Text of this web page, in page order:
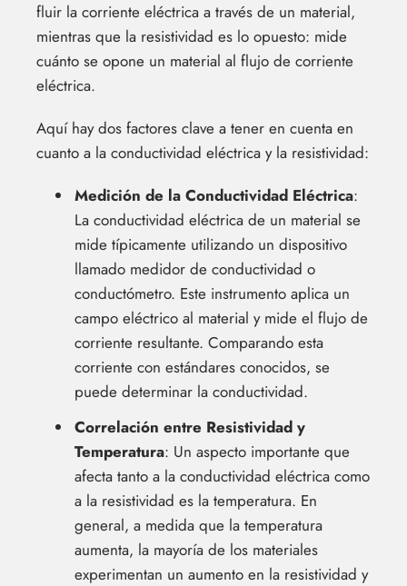
fluir la corriente eléctrica a través de un material,
mientras que la resistividad es lo opuesto: mide
cuánto se opone un material al flujo de corriente
eléctrica.
Aquí hay dos factores clave a tener en cuenta en
cuanto a la conductividad eléctrica y la resistividad:
Medición de la Conductividad Eléctrica:
La conductividad eléctrica de un material se
mide típicamente utilizando un dispositivo
llamado medidor de conductividad o
conductómetro. Este instrumento aplica un
campo eléctrico al material y mide el flujo de
corriente resultante. Comparando esta
corriente con estándares conocidos, se
puede determinar la conductividad.
Correlación entre Resistividad y
Temperatura: Un aspecto importante que
afecta tanto a la conductividad eléctrica como
a la resistividad es la temperatura. En
general, a medida que la temperatura
aumenta, la mayoría de los materiales
experimentan un aumento en la resistividad y